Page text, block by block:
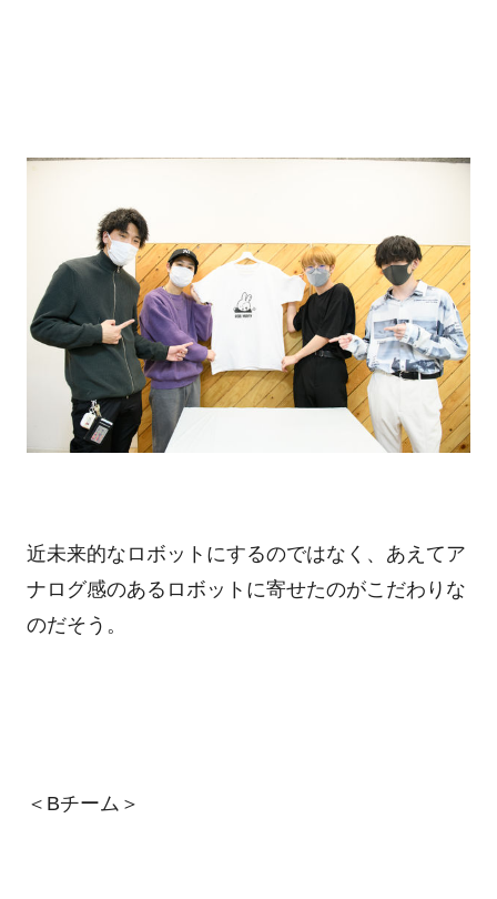
近未来的なロボットにするのではなく、あえてア
ナログ感のあるロボットに寄せたのがこだわりな
のだそう。
＜Bチーム＞